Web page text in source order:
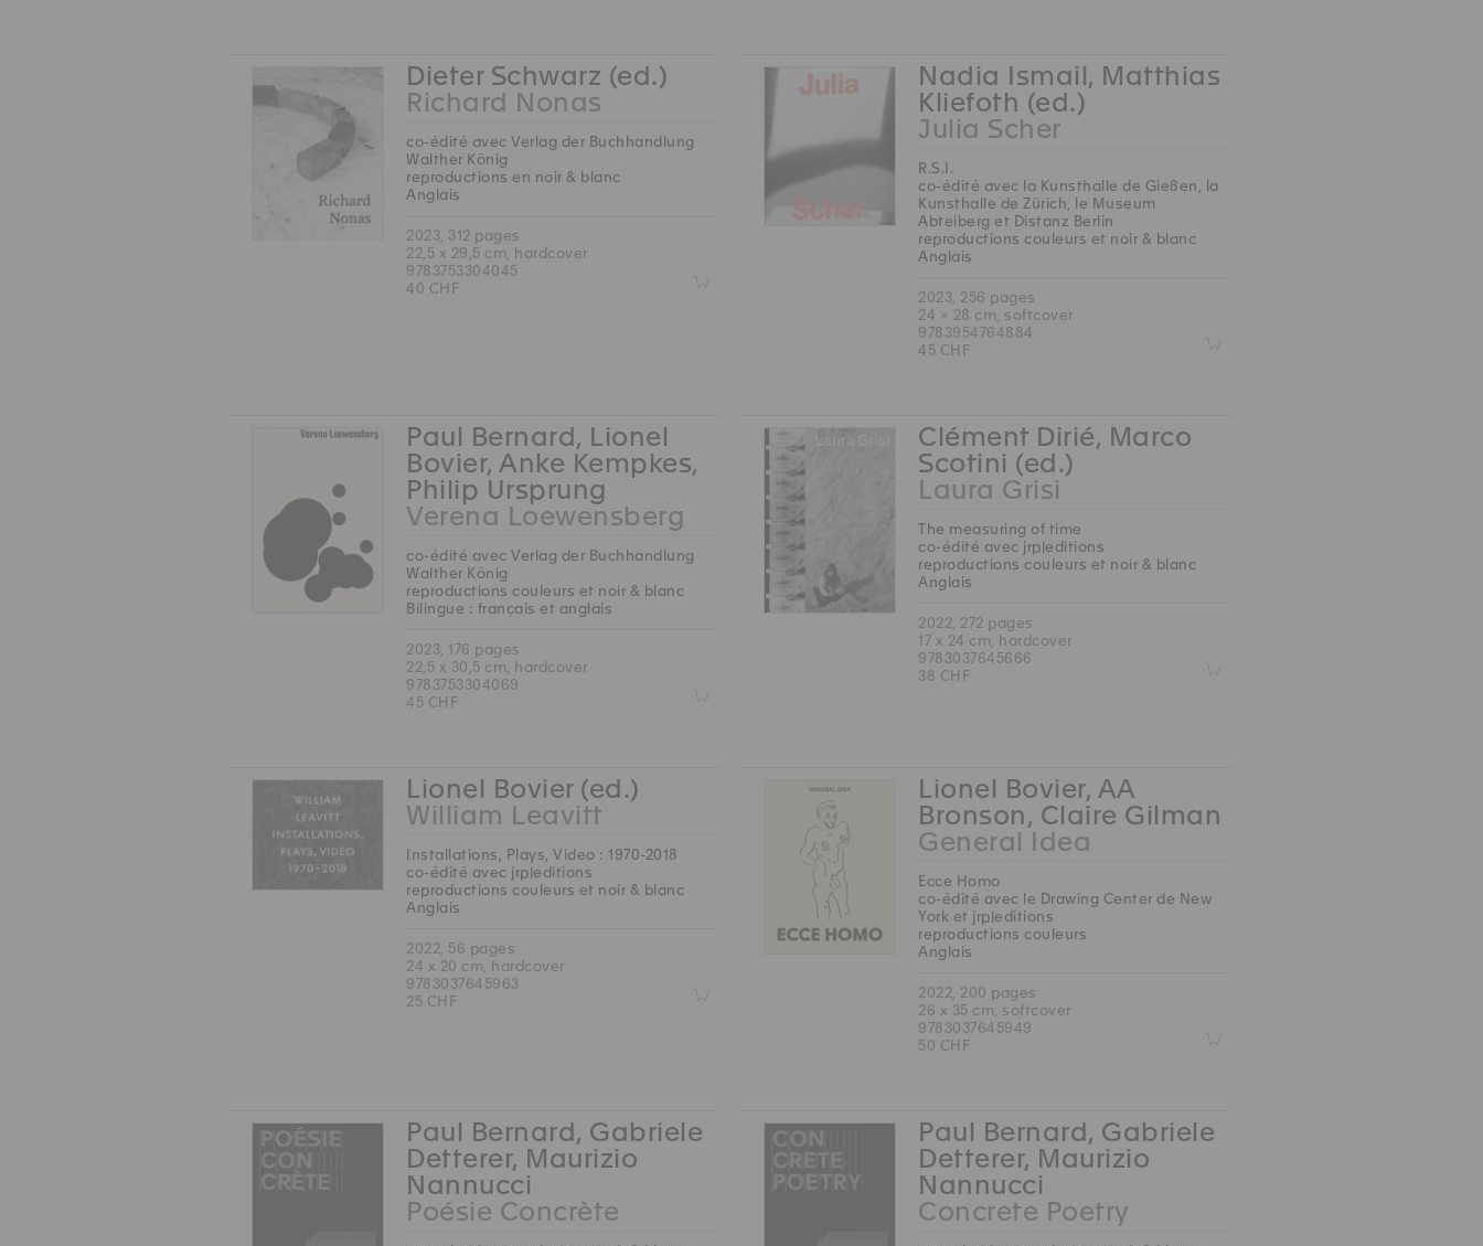
Dieter Schwarz (ed.)
Richard Nonas
co-édité avec Verlag der Buchhandlung
Walther König
reproductions en noir & blanc
Anglais
2023, 312 pages
22,5 x 29,5 cm, hardcover
9783753304045
40 CHF
Z
Nadia Ismail, Matthias
Kliefoth (ed.)
Julia Scher
R.S.I.
co-édité avec la Kunsthalle de Gießen, la
Kunsthalle de Zürich, le Museum
Abteiberg et Distanz Berlin
reproductions couleurs et noir & blanc
Anglais
2023, 256 pages
24 × 28 cm, softcover
9783954764884
45 CHF
Z
Paul Bernard, Lionel
Bovier, Anke Kempkes,
Philip Ursprung
Verena Loewensberg
co-édité avec Verlag der Buchhandlung
Walther König
reproductions couleurs et noir & blanc
Bilingue : français et anglais
2023, 176 pages
22,5 x 30,5 cm, hardcover
9783753304069
45 CHF
Z
Clément Dirié, Marco
Scotini (ed.)
Laura Grisi
The measuring of time
co-édité avec jrp|editions
reproductions couleurs et noir & blanc
Anglais
2022, 272 pages
17 x 24 cm, hardcover
9783037645666
38 CHF
Z
Lionel Bovier (ed.)
William Leavitt
Installations, Plays, Video : 1970-2018
co-édité avec jrp|editions
reproductions couleurs et noir & blanc
Anglais
2022, 56 pages
24 x 20 cm, hardcover
9783037645963
25 CHF
Z
Lionel Bovier, AA
Bronson, Claire Gilman
General Idea
Ecce Homo
co-édité avec le Drawing Center de New
York et jrp|editions
reproductions couleurs
Anglais
2022, 200 pages
26 x 35 cm, softcover
9783037645949
50 CHF
Z
Paul Bernard, Gabriele
Detterer, Maurizio
Nannucci
Poésie Concrète
Paul Bernard, Gabriele
Detterer, Maurizio
Nannucci
Concrete Poetry